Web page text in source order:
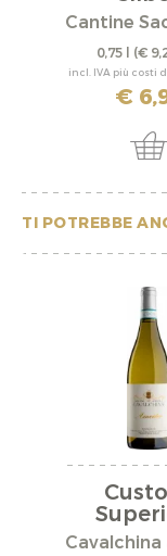
0,75 l (€
incl. IVA più costi
€
TI POTREBBE